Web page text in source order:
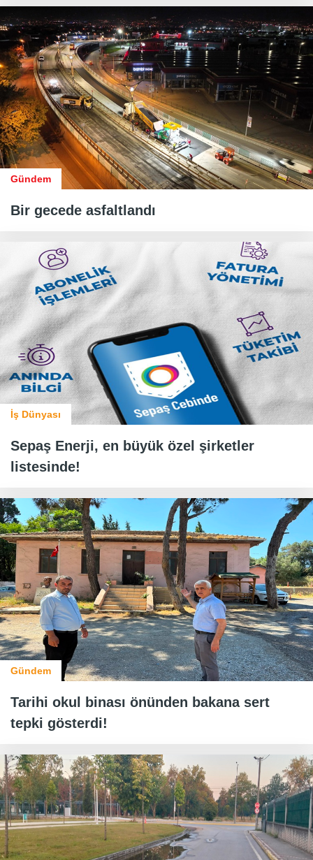
Gündem
Bir gecede asfaltlandı
İş Dünyası
Sepaş Enerji, en büyük özel şirketler
listesinde!
Gündem
Tarihi okul binası önünden bakana sert
tepki gösterdi!